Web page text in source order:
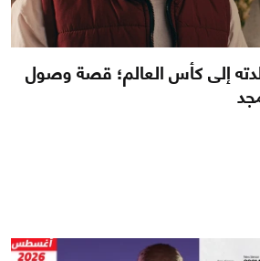
إلى كأس العالم؛ قصة وصول